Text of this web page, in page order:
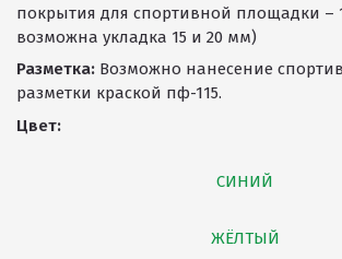
покрытия для спортивной площадки –
возможна укладка 15 и 20 мм)
Разметка: Возможно нанесение
разметки краской пф-115.
Цвет:
СИНИЙ
ЖЁЛТЫЙ